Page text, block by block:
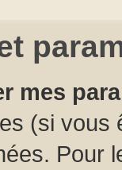
mes
(si
Pour